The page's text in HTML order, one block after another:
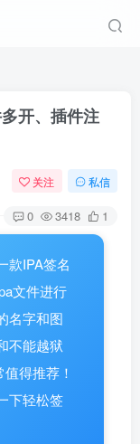
开、插件注
关注 私信
0 3418 1
款IPA签名
文件进行
名字和图
不能越狱
得推荐！
下轻松签